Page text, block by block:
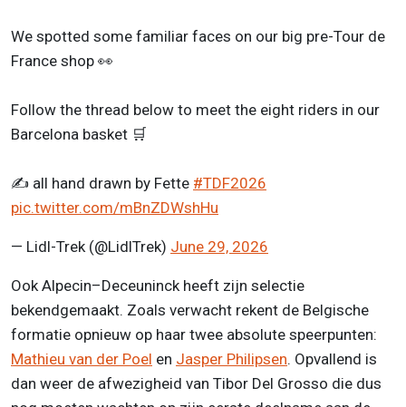
We spotted some familiar faces on our big pre-Tour de
France shop 👀
Follow the thread below to meet the eight riders in our
Barcelona basket 🛒
✍️ all hand drawn by Fette #TDF2026
pic.twitter.com/mBnZDWshHu
— Lidl-Trek (@LidlTrek) June 29, 2026
Ook Alpecin–Deceuninck heeft zijn selectie
bekendgemaakt. Zoals verwacht rekent de Belgische
formatie opnieuw op haar twee absolute speerpunten:
Mathieu van der Poel en Jasper Philipsen. Opvallend is
dan weer de afwezigheid van Tibor Del Grosso die dus